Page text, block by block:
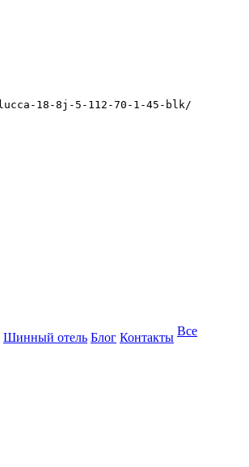
18-8j-5-112-70-1-45-blk/
Шинный отель Блог Контакты Все